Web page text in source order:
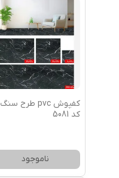
کفپوش pvc طرح سنگ
کد 5081
ناموجود